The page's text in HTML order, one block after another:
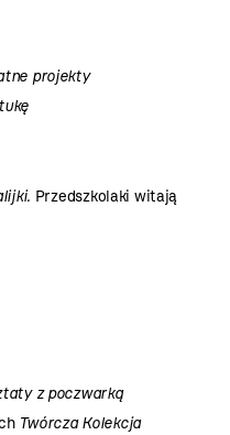
projekty
Przedszkolaki witają
z poczwarką
Twórcza Kolekcja